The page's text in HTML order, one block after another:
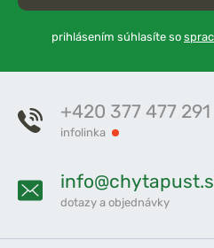
prihlásením súhlasíte so
+420 377 477 291
infolinka
dotazy a objednávky